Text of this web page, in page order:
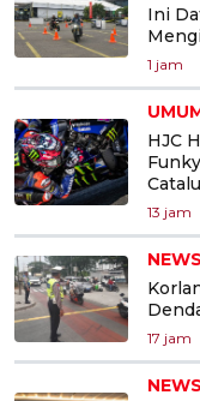
Ini
1 jam
HJC
13 jam
NEWS
17 jam
NEWS